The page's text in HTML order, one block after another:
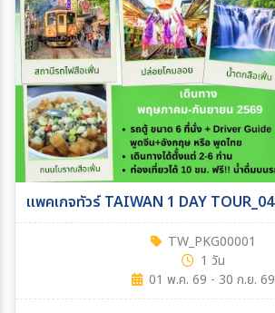
แพคเกจทัวร์ TAIWAN 1 DAY TOUR_04
TW_PKG00001
1 วัน
01 พ.ค. 69 - 30 ก.ย. 69